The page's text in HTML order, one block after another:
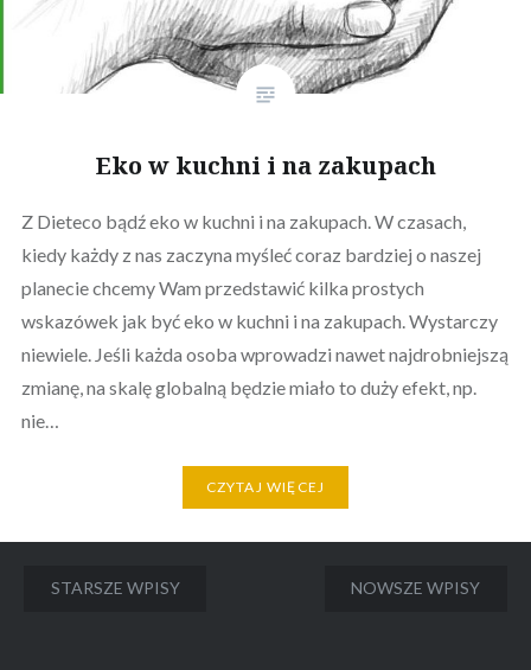
Eko w kuchni i na zakupach
Z Dieteco bądź eko w kuchni i na zakupach. W czasach,
kiedy każdy z nas zaczyna myśleć coraz bardziej o naszej
planecie chcemy Wam przedstawić kilka prostych
wskazówek jak być eko w kuchni i na zakupach. Wystarczy
niewiele. Jeśli każda osoba wprowadzi nawet najdrobniejszą
zmianę, na skalę globalną będzie miało to duży efekt, np.
nie…
CZYTAJ WIĘCEJ
Nawigacja
STARSZE WPISY NOWSZE WPISY